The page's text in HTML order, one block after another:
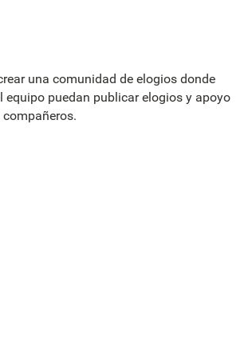
una comunidad de elogios donde
equipo puedan publicar elogios y apoyo